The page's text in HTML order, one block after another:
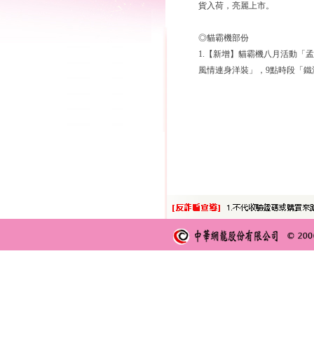
貨入荷，亮麗上市。
◎貓霸機部份
1.【新增】貓霸機八月活動「
風情連身洋裝」，9點時段「